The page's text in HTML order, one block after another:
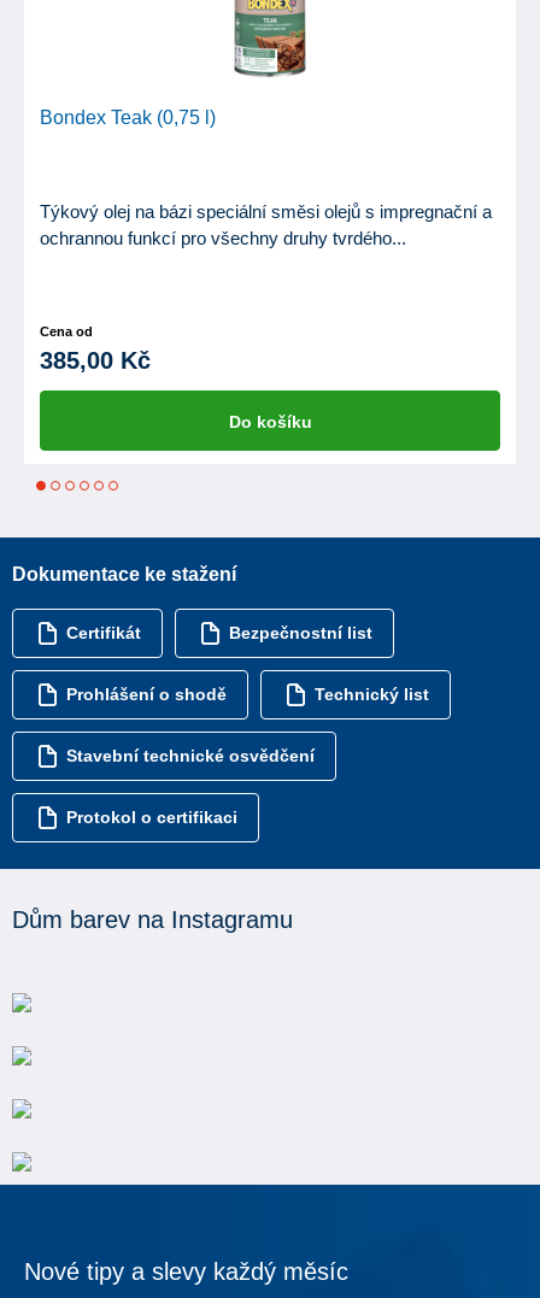
Bondex Teak (0,75 l)
Týkový olej na bázi speciální směsi olejů s impregnační a
ochrannou funkcí pro všechny druhy tvrdého...
Cena od
385,00 Kč
Do košíku
1 2 3 4 5
Dokumentace ke stažení
Certifikát Bezpečnostní list
Prohlášení o shodě Technický list
Stavební technické osvědčení
Protokol o certifikaci
Dům barev na Instagramu
Nové tipy a slevy každý měsíc